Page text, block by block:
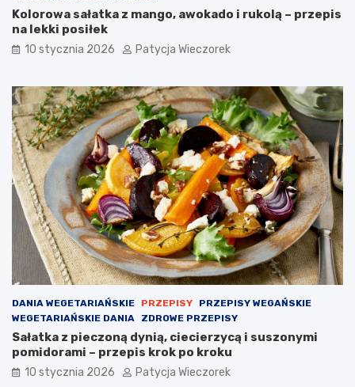
Kolorowa sałatka z mango, awokado i rukolą – przepis
na lekki posiłek
10 stycznia 2026 Patycja Wieczorek
DANIA WEGETARIAŃSKIE PRZEPISY
PRZEPISY WEGAŃSKIE
WEGETARIAŃSKIE DANIA
ZDROWE PRZEPISY
Sałatka z pieczoną dynią, ciecierzycą i suszonymi
pomidorami – przepis krok po kroku
10 stycznia 2026 Patycja Wieczorek